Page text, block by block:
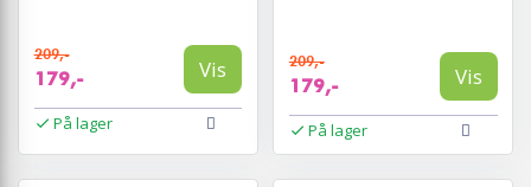
209,-
179,- Vis
På lager
209,-
179,- Vis
På lager